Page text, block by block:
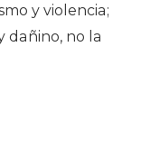
y violencia;
dañino, no la